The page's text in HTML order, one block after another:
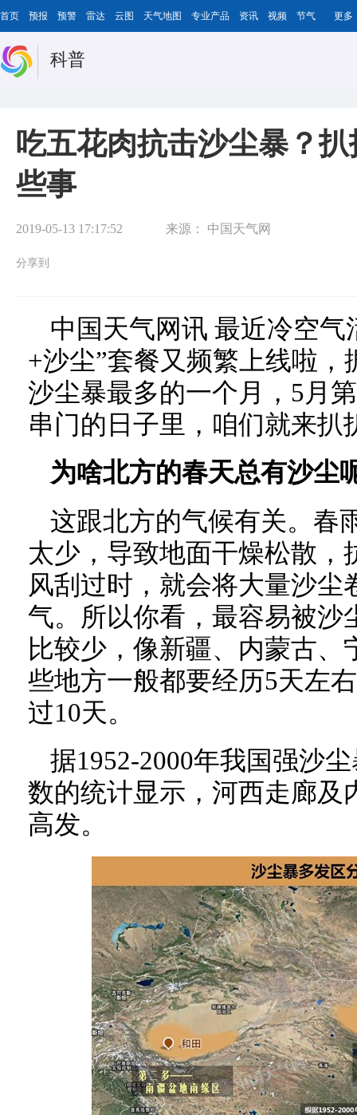
首页 预报 预警 雷达 云图 天气地图 专业产品 资讯 视频 节气 更多
科普
吃五花肉抗击沙尘暴？
些事
2019-05-13 17:17:52 来源： 中国天气网
分享到
中国天气网讯 最近冷空
+沙尘”套餐又频繁上线啦
沙尘暴最多的一个月，5月
串门的日子里，咱们就来扒
为啥北方的春天总有沙尘
这跟北方的气候有关。春
太少，导致地面干燥松散，
风刮过时，就会将大量沙尘
气。所以你看，最容易被沙
比较少，像新疆、内蒙古
些地方一般都要经历5天左
过10天。
据1952-2000年我国强沙
数的统计显示，河西走廊及
高发。